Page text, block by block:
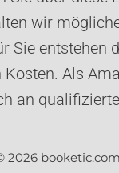
wir
Sie entstehen
Als
an
2026 booketic.com